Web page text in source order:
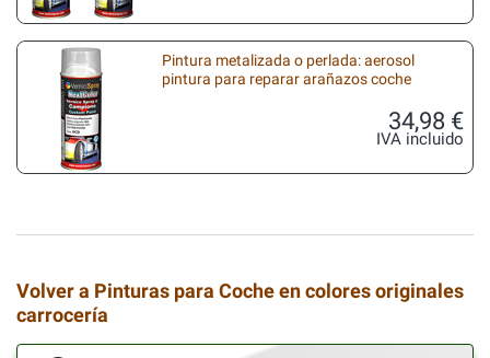
Pintura metalizada o perlada: aerosol
pintura para reparar arañazos coche
34,98 €
IVA incluido
Volver a Pinturas para Coche en colores originales
carrocería